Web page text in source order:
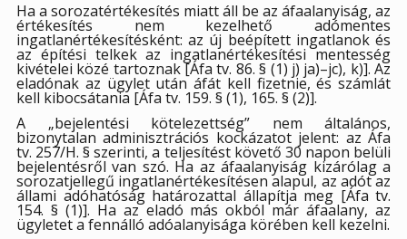
Ha a sorozatértékesítés miatt áll be az áfaalanyiság, az
értékesítés nem kezelhető adómentes
ingatlanértékesítésként: az új beépített ingatlanok és
az építési telkek az ingatlanértékesítési mentesség
kivételei közé tartoznak [Áfa tv. 86. § (1) j) ja)–jc), k)]. Az
eladónak az ügylet után áfát kell fizetnie, és számlát
kell kibocsátania [Áfa tv. 159. § (1), 165. § (2)].
A „bejelentési kötelezettség” nem általános,
bizonytalan adminisztrációs kockázatot jelent: az Áfa
tv. 257/H. § szerinti, a teljesítést követő 30 napon belüli
bejelentésről van szó. Ha az áfaalanyiság kizárólag a
sorozatjellegű ingatlanértékesítésen alapul, az adót az
állami adóhatóság határozattal állapítja meg [Áfa tv.
154. § (1)]. Ha az eladó más okból már áfaalany, az
ügyletet a fennálló adóalanyisága körében kell kezelni.